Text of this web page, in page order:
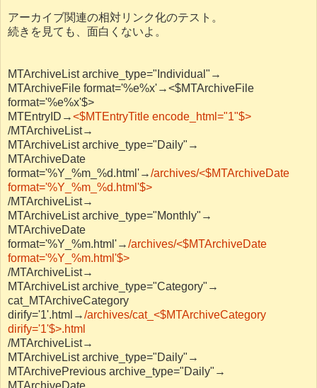
アーカイブ関連の相対リンク化のテスト。
続きを見ても、面白くないよ。
MTArchiveList archive_type="Individual"→
MTArchiveFile format='%e%x'→<$MTArchiveFile
format='%e%x'$>
MTEntryID→<$MTEntryTitle encode_html="1"$>
/MTArchiveList→
MTArchiveList archive_type="Daily"→
MTArchiveDate
format='%Y_%m_%d.html'→/archives/<$MTArchiveDate
format='%Y_%m_%d.html'$>
/MTArchiveList→
MTArchiveList archive_type="Monthly"→
MTArchiveDate
format='%Y_%m.html'→/archives/<$MTArchiveDate
format='%Y_%m.html'$>
/MTArchiveList→
MTArchiveList archive_type="Category"→
cat_MTArchiveCategory
dirify='1'.html→/archives/cat_<$MTArchiveCategory
dirify='1'$>.html
/MTArchiveList→
MTArchiveList archive_type="Daily"→
MTArchivePrevious archive_type="Daily"→